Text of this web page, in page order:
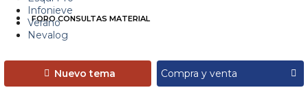
Infonieve
Verano
Nevalog
FORO CONSULTAS MATERIAL
Nuevo tema